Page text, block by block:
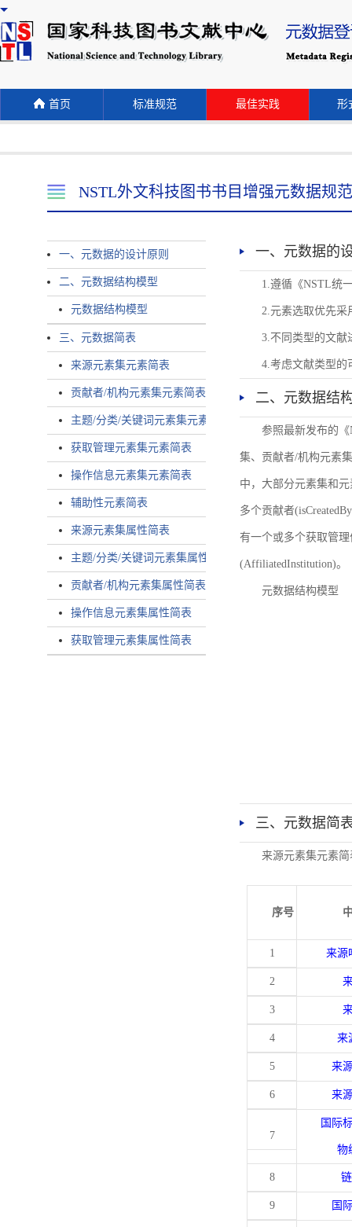
首页 标准规范 最佳实践 形
NSTL外文科技图书书目增强元数据规范
一、元数据的设计原则
二、元数据结构模型
元数据结构模型
三、元数据简表
来源元素集元素简表
贡献者/机构元素集元素简表
主题/分类/关键词元素集元素简表
获取管理元素集元素简表
操作信息元素集元素简表
辅助性元素简表
来源元素集属性简表
主题/分类/关键词元素集属性简表
贡献者/机构元素集属性简表
操作信息元素集属性简表
获取管理元素集属性简表
一、元数据的
1.遵循《NSTL统
2.元素选取优先采
3.不同类型的文献
4.考虑文献类型的
二、元数据结
参照最新发布的
集、贡献者/机构元素
中，大部分元素集和
多个贡献者
有一个或多个获取管理
(AffiliatedInstitution)。
元数据结构模型
三、元数据简
来源元素集元素简
序号
1 来源
2
3
4 来
5 来
6 来
7
国际
物
8
9 国